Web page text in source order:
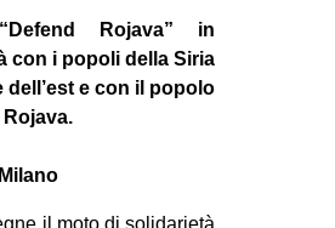
ZAM
MILANO
MOBILITAZIONI
Rojava” in
con i popoli della Siria
dell’est e con il popolo
il moto di solidarietà